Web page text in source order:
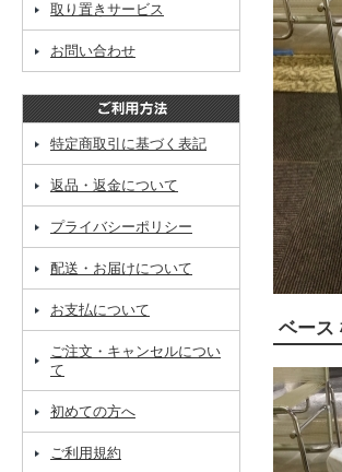
取り置きサービス
お問い合わせ
特定商取引に基づく表記
返品・返金について
プライバシーポリシー
配送・お届けについて
お支払について
ご注文・キャンセルについ
て
初めての方へ
ご利用規約
ベース